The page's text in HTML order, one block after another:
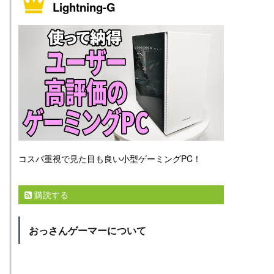
Lightning-G
コスパ重視で見た目も良い小型ゲーミングPC！
購読する
おっさんゲーマーについて